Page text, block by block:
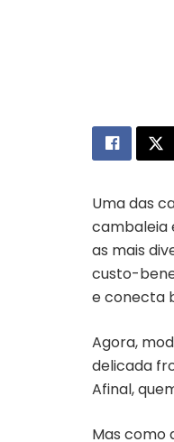
Uma das
cambaleia
as mais
custo-
e conecta
Agora,
delicada
Afinal,
Mas como